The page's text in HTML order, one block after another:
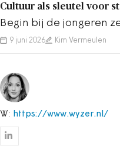
Cultuur als sleutel voor
Begin bij de jongeren
9 juni 2026 Kim Vermeulen
W: https://www.wyzer.nl/